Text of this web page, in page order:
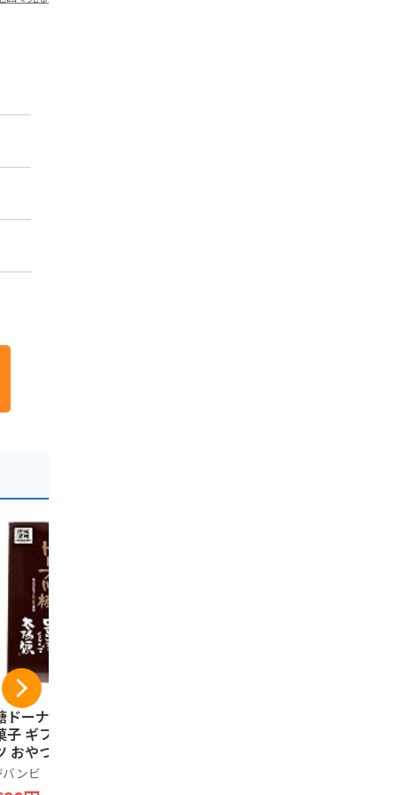
ドーナツ棒 40本
子 ギフト スイ
おやつ 退職 お
土産 お土産 お
お取り寄せ 熊
バンビ